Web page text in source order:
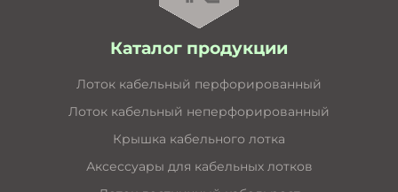
Каталог продукции
Лоток кабельный перфорированный
Лоток кабельный неперфорированный
Крышка кабельного лотка
Аксессуары для кабельных лотков